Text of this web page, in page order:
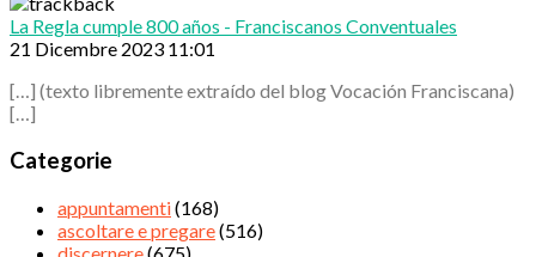
La Regla cumple 800 años - Franciscanos Conventuales
21 Dicembre 2023 11:01
[…] (texto libremente extraído del blog Vocación Franciscana)
[…]
Categorie
appuntamenti(168)
ascoltare e pregare(516)
discernere(675)